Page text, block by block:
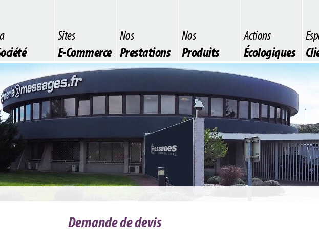
Sites
E-Commerce
Nos
Prestations
Nos
Produits
Actions
Écologiques
Demande de devis